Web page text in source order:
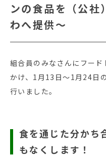
ンの食品を（公社
わへ提供～
組合員のみなさんにフー
かけ、1月13日～1月24日
行いました。
食を通じた分かち
もなくします！